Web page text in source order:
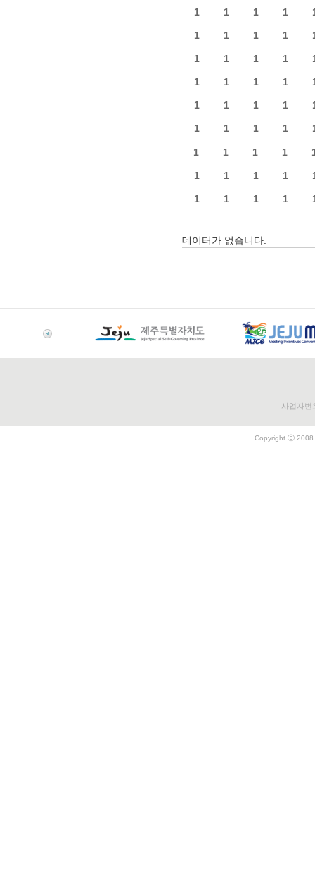
1 1 1 1
1 1 1 1
1 1 1 1
1 1 1 1
1 1 1 1
1 1 1 1
1 1 1 1
1 1 1 1
1 1 1 1
데이터가 없습니다.
사업자번
Copyright ⓒ 2008